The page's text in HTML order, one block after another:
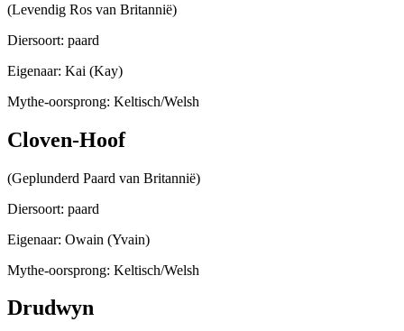
(Levendig Ros van Britannië)
Diersoort: paard
Eigenaar: Kai (Kay)
Mythe-oorsprong: Keltisch/Welsh
Cloven-Hoof
(Geplunderd Paard van Britannië)
Diersoort: paard
Eigenaar: Owain (Yvain)
Mythe-oorsprong: Keltisch/Welsh
Drudwyn